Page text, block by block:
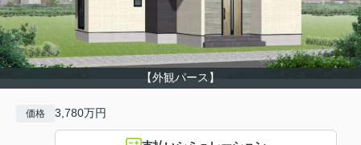
【外観パース】
価格 3,780万円